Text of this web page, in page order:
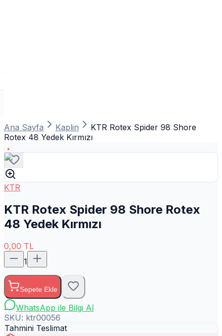
Ana Sayfa Kaplin
KTR Rotex Spider 98 Shore
Rotex 48 Yedek Kırmızı
KTR
KTR Rotex Spider 98 Shore Rotex
48 Yedek Kırmızı
0,00 TL
1
Sepete Ekle
WhatsApp ile Bilgi Al
SKU: ktr00056
Tahmini Teslimat